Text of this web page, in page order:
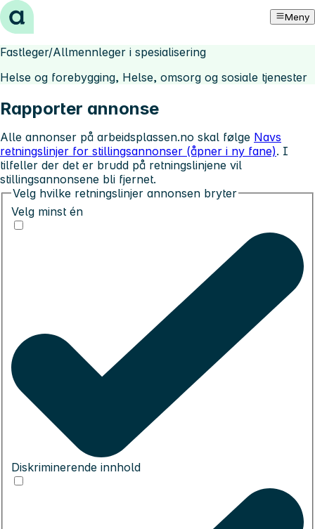
Hopp til innhold Meny
Fastleger/Allmennleger i spesialisering
Helse og forebygging, Helse, omsorg og sosiale tjenester
Rapporter annonse
Alle annonser på arbeidsplassen.no skal følge Navs
retningslinjer for stillingsannonser (åpner i ny fane). I
tilfeller der det er brudd på retningslinjene vil
stillingsannonsene bli fjernet.
Velg hvilke retningslinjer annonsen bryter
Velg minst én
Diskriminerende innhold